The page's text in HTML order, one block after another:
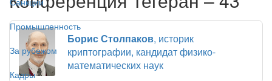
Промышленность
За рубежом
Кадры
Борис Столпаков, историк
криптографии, кандидат физико-
математических наук